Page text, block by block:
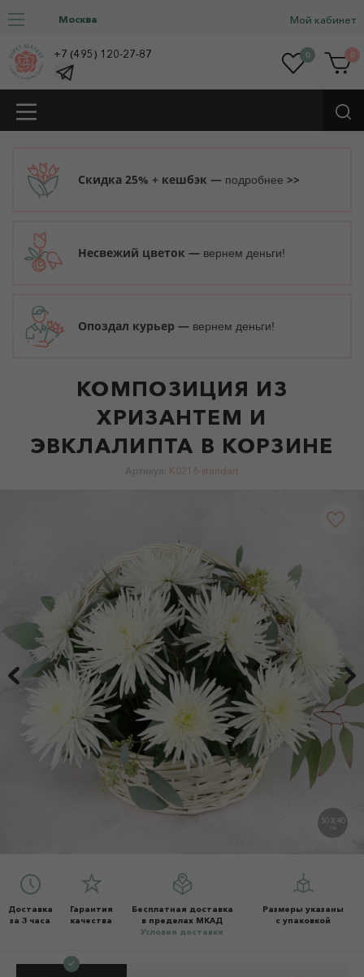
Москва Мой кабинет
+7 (495) 120-27-87 0 0
Скидка 25% + кешбэк — подробнее >>
Несвежий цветок — вернем деньги!
Опоздал курьер — вернем деньги!
КОМПОЗИЦИЯ ИЗ
ХРИЗАНТЕМ И
ЭВКЛАЛИПТА В КОРЗИНЕ
Артикул: K0216-standart
50 X 40
СМ
Доставка
за 3 часа
Гарантия
качества
Бесплатная доставка
в пределах МКАД
Условия доставки
Размеры указаны
с упаковкой